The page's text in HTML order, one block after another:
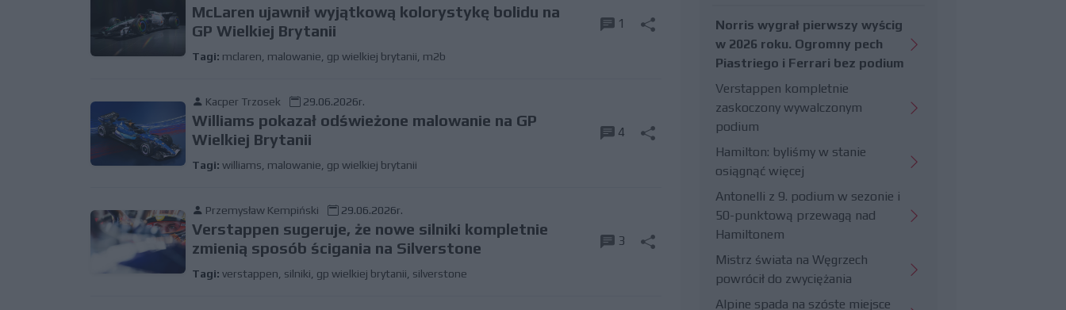
McLaren ujawnił wyjątkową kolorystykę bolidu na
GP Wielkiej Brytanii
Tagi: mclaren malowanie gp wielkiej brytanii m2b
1
Kacper Trzosek 29.06.2026r.
Williams pokazał odświeżone malowanie na GP
Wielkiej Brytanii
Tagi: williams malowanie gp wielkiej brytanii
4
Przemysław Kempiński 29.06.2026r.
Verstappen sugeruje, że nowe silniki kompletnie
zmienią sposób ścigania na Silverstone
Tagi: verstappen silniki gp wielkiej brytanii silverstone
3
Norris wygrał pierwszy wyścig
w 2026 roku. Ogromny pech
Piastriego i Ferrari bez podium
Verstappen kompletnie
zaskoczony wywalczonym
podium
Hamilton: byliśmy w stanie
osiągnąć więcej
Antonelli z 9. podium w sezonie i
50-punktową przewagą nad
Hamiltonem
Mistrz świata na Węgrzech
powrócił do zwyciężania
Alpine spada na szóste miejsce